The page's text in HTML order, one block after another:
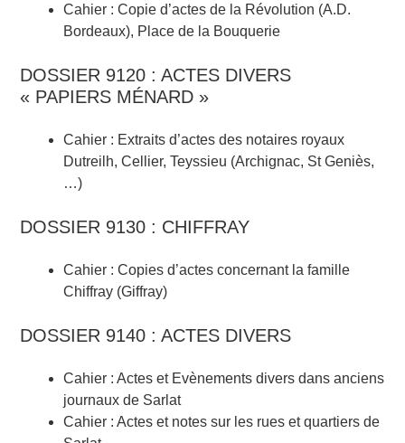
Cahier : Copie d’actes de la Révolution (A.D.
Bordeaux), Place de la Bouquerie
DOSSIER 9120 : ACTES DIVERS
« PAPIERS MÉNARD »
Cahier : Extraits d’actes des notaires royaux
Dutreilh, Cellier, Teyssieu (Archignac, St Geniès,
…)
DOSSIER 9130 : CHIFFRAY
Cahier : Copies d’actes concernant la famille
Chiffray (Giffray)
DOSSIER 9140 : ACTES DIVERS
Cahier : Actes et Evènements divers dans anciens
journaux de Sarlat
Cahier : Actes et notes sur les rues et quartiers de